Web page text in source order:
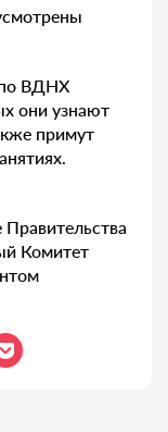
по ВДНХ
они узнают
примут
Правительства
Комитет